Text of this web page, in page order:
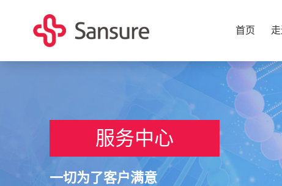
首页
服务中心
一切为了客户满意